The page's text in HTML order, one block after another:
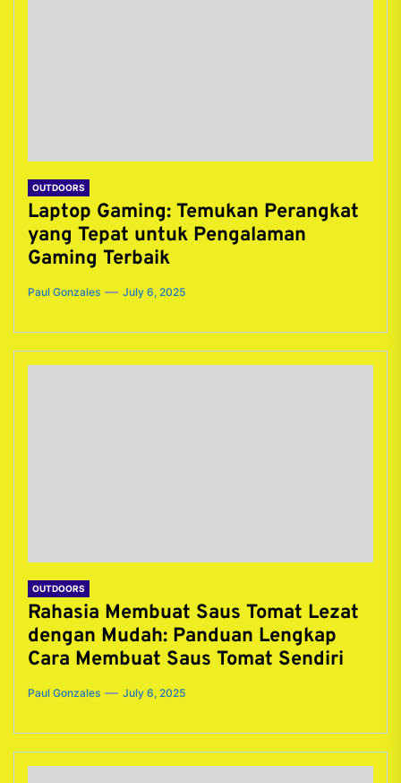
OUTDOORS
Laptop Gaming: Temukan Perangkat
yang Tepat untuk Pengalaman
Gaming Terbaik
Paul Gonzales July 6, 2025
OUTDOORS
Rahasia Membuat Saus Tomat Lezat
dengan Mudah: Panduan Lengkap
Cara Membuat Saus Tomat Sendiri
Paul Gonzales July 6, 2025